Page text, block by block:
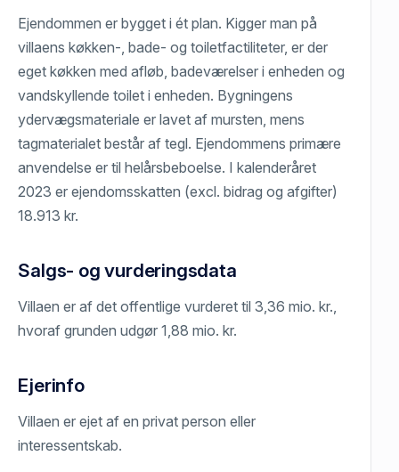
Ejendommen er bygget i ét plan. Kigger man på
villaens køkken-, bade- og toiletfactiliteter, er der
eget køkken med afløb, badeværelser i enheden og
vandskyllende toilet i enheden. Bygningens
ydervægsmateriale er lavet af mursten, mens
tagmaterialet består af tegl. Ejendommens primære
anvendelse er til helårsbeboelse. I kalenderåret
2023 er ejendomsskatten (excl. bidrag og afgifter)
18.913 kr.
Salgs- og vurderingsdata
Villaen er af det offentlige vurderet til 3,36 mio. kr.,
hvoraf grunden udgør 1,88 mio. kr.
Ejerinfo
Villaen er ejet af en privat person eller
interessentskab.